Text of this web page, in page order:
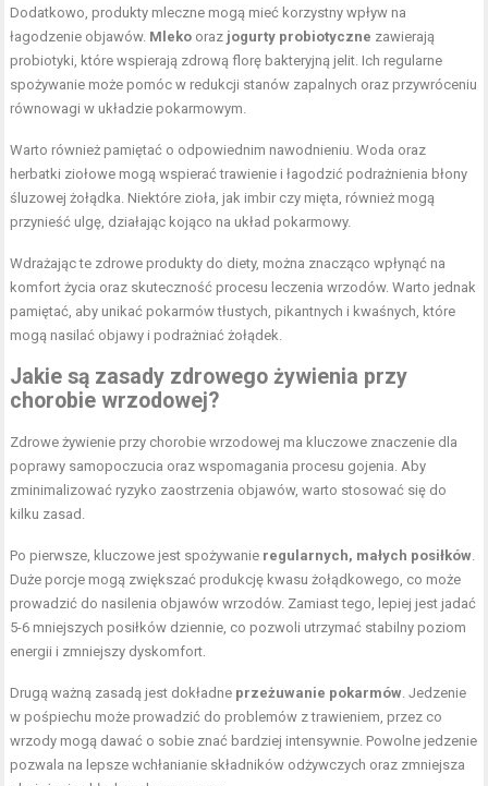
Dodatkowo, produkty mleczne mogą mieć korzystny wpływ na
łagodzenie objawów. Mleko oraz jogurty probiotyczne zawierają
probiotyki, które wspierają zdrową florę bakteryjną jelit. Ich regularne
spożywanie może pomóc w redukcji stanów zapalnych oraz przywróceniu
równowagi w układzie pokarmowym.
Warto również pamiętać o odpowiednim nawodnieniu. Woda oraz
herbatki ziołowe mogą wspierać trawienie i łagodzić podrażnienia błony
śluzowej żołądka. Niektóre zioła, jak imbir czy mięta, również mogą
przynieść ulgę, działając kojąco na układ pokarmowy.
Wdrażając te zdrowe produkty do diety, można znacząco wpłynąć na
komfort życia oraz skuteczność procesu leczenia wrzodów. Warto jednak
pamiętać, aby unikać pokarmów tłustych, pikantnych i kwaśnych, które
mogą nasilać objawy i podrażniać żołądek.
Jakie są zasady zdrowego żywienia przy
chorobie wrzodowej?
Zdrowe żywienie przy chorobie wrzodowej ma kluczowe znaczenie dla
poprawy samopoczucia oraz wspomagania procesu gojenia. Aby
zminimalizować ryzyko zaostrzenia objawów, warto stosować się do
kilku zasad.
Po pierwsze, kluczowe jest spożywanie regularnych, małych posiłków.
Duże porcje mogą zwiększać produkcję kwasu żołądkowego, co może
prowadzić do nasilenia objawów wrzodów. Zamiast tego, lepiej jest jadać
5-6 mniejszych posiłków dziennie, co pozwoli utrzymać stabilny poziom
energii i zmniejszy dyskomfort.
Drugą ważną zasadą jest dokładne przeżuwanie pokarmów. Jedzenie
w pośpiechu może prowadzić do problemów z trawieniem, przez co
wrzody mogą dawać o sobie znać bardziej intensywnie. Powolne jedzenie
pozwala na lepsze wchłanianie składników odżywczych oraz zmniejsza